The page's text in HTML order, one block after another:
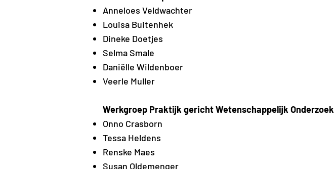
Anneloes Veldwachter
Louisa Buitenhek
Dineke Doetjes
Selma Smale
Daniëlle Wildenboer
Veerle Muller
Werkgroep Praktijk gericht Wetenschappelijk Onderzoek
Onno Crasborn
Tessa Heldens
Renske Maes
Susan Oldemenger